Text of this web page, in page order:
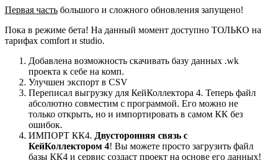
Первая часть большого и сложного обновления запущено!
Пока в режиме бета! На данный момент доступно ТОЛЬКО на
тарифах comfort и studio.
Добавлена возможность скачивать базу данных .wk
проекта к себе на комп.
Улучшен экспорт в CSV
Переписал выгрузку для КейКоллектора 4. Теперь файл
абсолютно совместим с программой. Его можно не
только открыть, но и импортировать в самом КК без
ошибок.
ИМПОРТ КК4. Двусторонняя связь с
КейКоллектором 4! Вы можете просто загрузить файл
базы КК4 и сервис создаст проект на основе его данных!